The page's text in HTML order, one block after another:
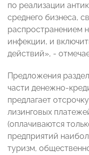
по реализации
среднего бизнеса,
распространением
инфекции, и
действий», -
Предложения
части денежно-
предлагает
лизинговых
(оплачиваются
предприятий
туризм,